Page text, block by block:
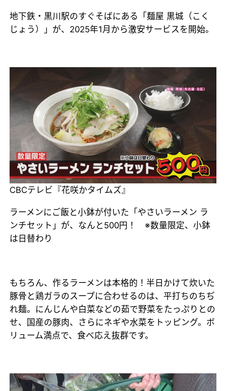
地下鉄・黒川駅のすぐそばにある「麺屋 黒城（こく
じょう）」が、2025年1月から激安サービスを開始。
CBCテレビ『花咲かタイムズ』
ラーメンにご飯と小鉢が付いた「やさいラーメン ラ
ンチセット」が、なんと500円！ ※数量限定、小鉢
は日替わり
もちろん、作るラーメンは本格的！半日かけて炊いた
豚骨と鶏ガラのスープに合わせるのは、平打ちのちぢ
れ麺。にんじんや白菜などの茹で野菜をたっぷりとの
せ、国産の豚肉、さらにネギや水菜をトッピング。ボ
リューム満点で、食べ応え抜群です。